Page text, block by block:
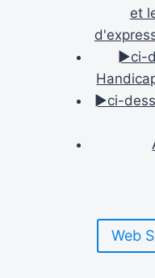
et
►ci-
►ci-
Web